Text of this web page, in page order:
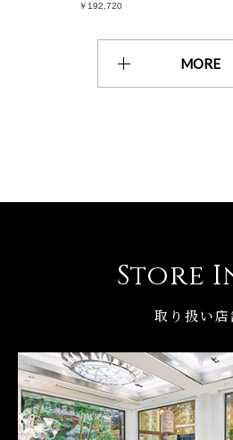
￥192,720
MORE
Store
取り扱い店